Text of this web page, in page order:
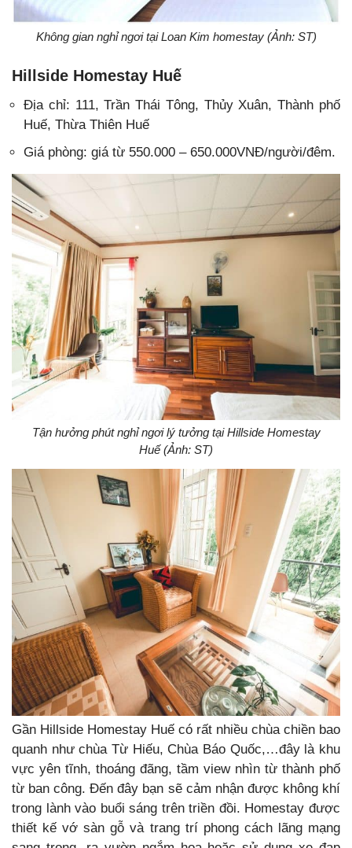
Không gian nghỉ ngơi tại Loan Kim homestay (Ảnh: ST)
Hillside Homestay Huế
Địa chỉ: 111, Trần Thái Tông, Thủy Xuân, Thành phố
Huế, Thừa Thiên Huế
Giá phòng: giá từ 550.000 – 650.000VNĐ/người/đêm.
Tận hưởng phút nghỉ ngơi lý tưởng tại Hillside Homestay
Huế (Ảnh: ST)
Gần Hillside Homestay Huế có rất nhiều chùa chiền bao
quanh như chùa Từ Hiếu, Chùa Báo Quốc,…đây là khu
vực yên tĩnh, thoáng đãng, tầm view nhìn từ thành phố
từ ban công. Đến đây bạn sẽ cảm nhận được không khí
trong lành vào buổi sáng trên triền đồi. Homestay được
thiết kế vớ sàn gỗ và trang trí phong cách lãng mạng